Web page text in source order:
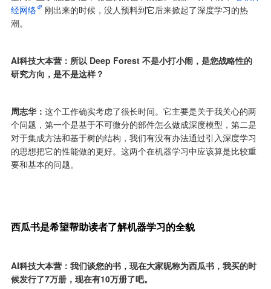
经网络
刚出来的时候，没人预料到它后来掀起了深度学习的热
潮。
AI科技大本营：所以 Deep Forest 不是小打小闹，是您战略性的
研究方向，是不是这样？
周志华： 这个工作确实考虑了很长时间。它主要是关于我关心的两
个问题，第一个是基于不可微分的部件怎么做成深度模型，第二是
对于集成方法和基于树的结构，我们有没有办法通过引入深度学习
的思想把它的性能做的更好。这两个在机器学习中应该算是比较重
要和基本的问题。
西瓜书是希望帮助读者了解机器学习的全貌
AI科技大本营：我们谈您的书，现在大家昵称为西瓜书，我买的时
候发行了7万册，现在有10万册了吧。